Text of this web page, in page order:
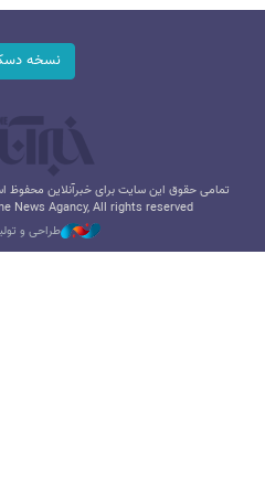
نسخه
تمامی حقوق این سایت برای خبرآنلاین محفوظ
News Agancy, All rights reserved
طراحی و